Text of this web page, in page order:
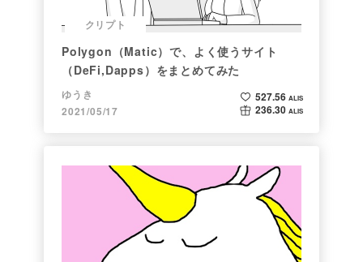
クリプト
Polygon（Matic）で、よく使うサイト
（DeFi,Dapps）をまとめてみた
ゆうき
2021/05/17
527.56 ALIS
236.30 ALIS